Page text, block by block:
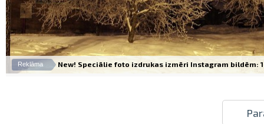
Reklāma New! Speciālie foto izdrukas izmēri Instagram bildēm: